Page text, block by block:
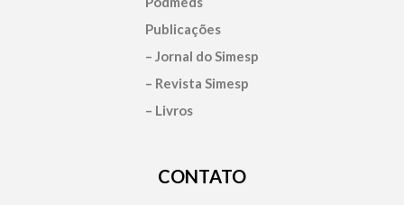
Publicações
– Jornal do Simesp
– Revista Simesp
– Livros
CONTATO